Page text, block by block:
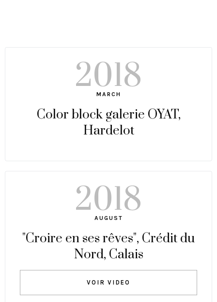
2018
MARCH
Color block galerie OYAT,
Hardelot
2018
AUGUST
"Croire en ses rêves", Crédit du
Nord, Calais
VOIR VIDEO